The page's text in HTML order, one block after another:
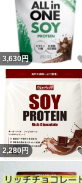
3,630円
2,280 円